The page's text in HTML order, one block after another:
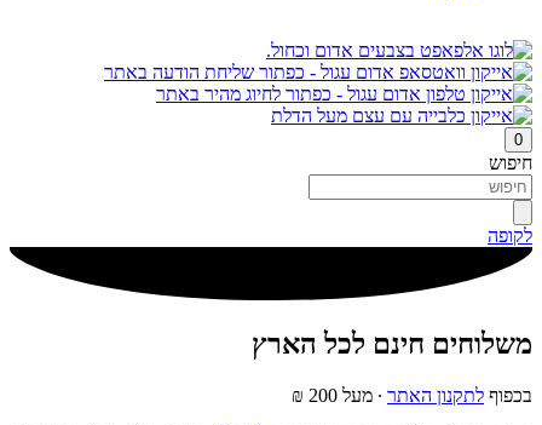
0
חיפוש
לקופה
משלוחים חינם לכל הארץ
בכפוף לתקנון האתר ∙ מעל 200 ₪